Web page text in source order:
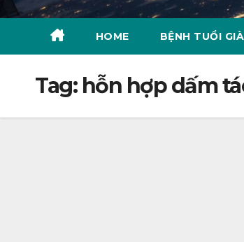
HOME BỆNH TUỔI GIÀ
Tag: hỗn hợp dấm